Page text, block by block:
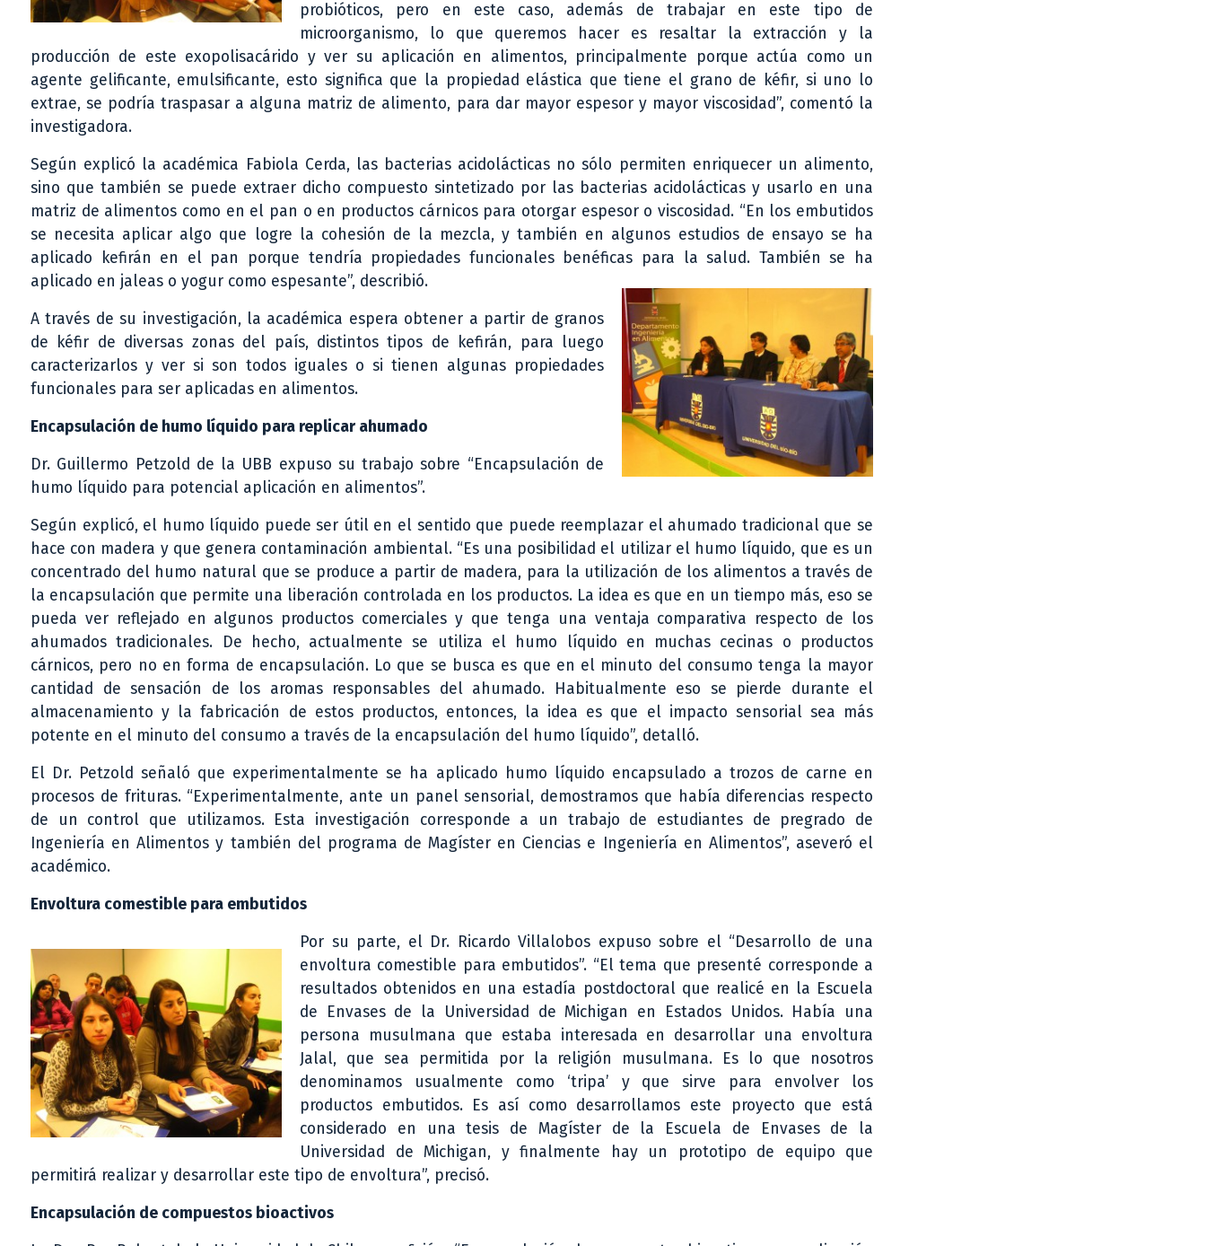
probióticos, pero en este caso, además de trabajar en este tipo de
microorganismo, lo que queremos hacer es resaltar la extracción y la
producción de este exopolisacárido y ver su aplicación en alimentos, principalmente porque actúa como un
agente gelificante, emulsificante, esto significa que la propiedad elástica que tiene el grano de kéfir, si uno lo
extrae, se podría traspasar a alguna matriz de alimento, para dar mayor espesor y mayor viscosidad”, comentó la
investigadora.
Según explicó la académica Fabiola Cerda, las bacterias acidolácticas no sólo permiten enriquecer un alimento,
sino que también se puede extraer dicho compuesto sintetizado por las bacterias acidolácticas y usarlo en una
matriz de alimentos como en el pan o en productos cárnicos para otorgar espesor o viscosidad. “En los embutidos
se necesita aplicar algo que logre la cohesión de la mezcla, y también en algunos estudios de ensayo se ha
aplicado kefirán en el pan porque tendría propiedades funcionales benéficas para la salud. También se ha
aplicado en jaleas o yogur como espesante”, describió.
A través de su investigación, la académica espera obtener a partir de granos
de kéfir de diversas zonas del país, distintos tipos de kefirán, para luego
caracterizarlos y ver si son todos iguales o si tienen algunas propiedades
funcionales para ser aplicadas en alimentos.
Encapsulación de humo líquido para replicar ahumado
Dr. Guillermo Petzold de la UBB expuso su trabajo sobre “Encapsulación de
humo líquido para potencial aplicación en alimentos”.
Según explicó, el humo líquido puede ser útil en el sentido que puede reemplazar el ahumado tradicional que se
hace con madera y que genera contaminación ambiental. “Es una posibilidad el utilizar el humo líquido, que es un
concentrado del humo natural que se produce a partir de madera, para la utilización de los alimentos a través de
la encapsulación que permite una liberación controlada en los productos. La idea es que en un tiempo más, eso se
pueda ver reflejado en algunos productos comerciales y que tenga una ventaja comparativa respecto de los
ahumados tradicionales. De hecho, actualmente se utiliza el humo líquido en muchas cecinas o productos
cárnicos, pero no en forma de encapsulación. Lo que se busca es que en el minuto del consumo tenga la mayor
cantidad de sensación de los aromas responsables del ahumado. Habitualmente eso se pierde durante el
almacenamiento y la fabricación de estos productos, entonces, la idea es que el impacto sensorial sea más
potente en el minuto del consumo a través de la encapsulación del humo líquido”, detalló.
El Dr. Petzold señaló que experimentalmente se ha aplicado humo líquido encapsulado a trozos de carne en
procesos de frituras. “Experimentalmente, ante un panel sensorial, demostramos que había diferencias respecto
de un control que utilizamos. Esta investigación corresponde a un trabajo de estudiantes de pregrado de
Ingeniería en Alimentos y también del programa de Magíster en Ciencias e Ingeniería en Alimentos”, aseveró el
académico.
Envoltura comestible para embutidos
Por su parte, el Dr. Ricardo Villalobos expuso sobre el “Desarrollo de una
envoltura comestible para embutidos”. “El tema que presenté corresponde a
resultados obtenidos en una estadía postdoctoral que realicé en la Escuela
de Envases de la Universidad de Michigan en Estados Unidos. Había una
persona musulmana que estaba interesada en desarrollar una envoltura
Jalal, que sea permitida por la religión musulmana. Es lo que nosotros
denominamos usualmente como ‘tripa’ y que sirve para envolver los
productos embutidos. Es así como desarrollamos este proyecto que está
considerado en una tesis de Magíster de la Escuela de Envases de la
Universidad de Michigan, y finalmente hay un prototipo de equipo que
permitirá realizar y desarrollar este tipo de envoltura”, precisó.
Encapsulación de compuestos bioactivos